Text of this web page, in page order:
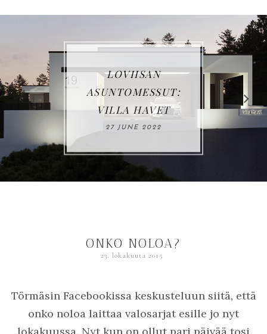
HAVET
ONKO NOLOA?
23. lokakuuta 2015
Törmäsin Facebookissa keskusteluun siitä, että
onko noloa laittaa valosarjat esille jo nyt